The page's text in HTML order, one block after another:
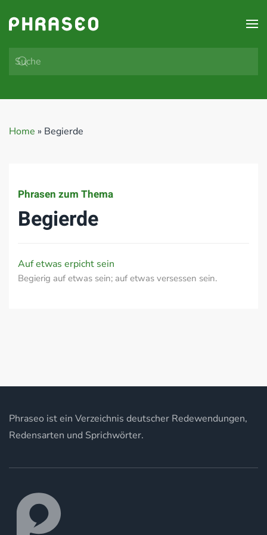
Zum Hauptinhalt springen
Home » Begierde
Phrasen zum Thema
Begierde
Auf etwas erpicht sein
Begierig auf etwas sein; auf etwas versessen sein.
Phraseo ist ein Verzeichnis deutscher Redewendungen,
Redensarten und Sprichwörter.